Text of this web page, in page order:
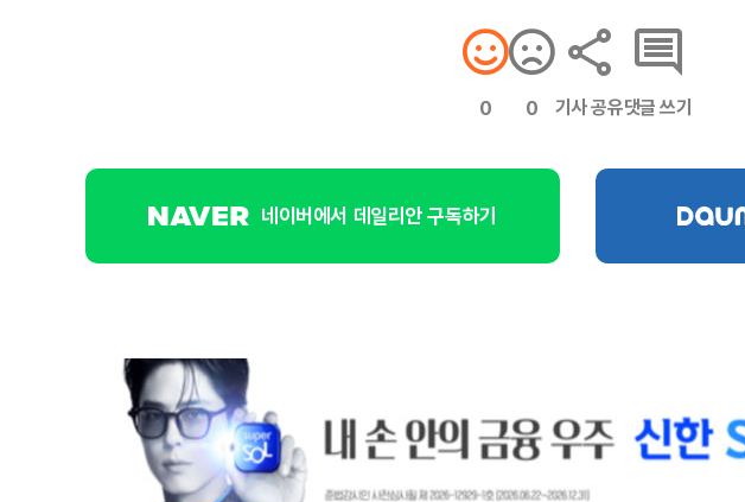
0 0 기사 공유댓글 쓰기
네이버에서 데일리안 구독하기